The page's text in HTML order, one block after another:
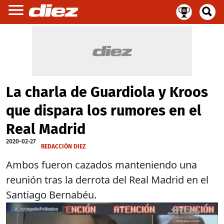
La charla de Guardiola y Kroos
que dispara los rumores en el
Real Madrid
2020-02-27
REDACCIÓN DIEZ
Ambos fueron cazados manteniendo una
reunión tras la derrota del Real Madrid en el
Santiago Bernabéu.